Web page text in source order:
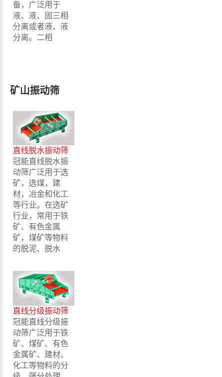
备，广泛用于
液、液、固三相
分离或者液、液
分离。二相
矿山振动筛
直线脱水振动筛
冠能直线脱水振
动筛广泛用于选
矿，选煤，建
材，冶金和化工
等行业。在选矿
行业，常用于铁
矿、有色金属
矿，煤矿等物料
的脱泥、脱水
直线分级振动筛
冠能直线分级振
动筛广泛用于铁
矿、煤矿、有色
金属矿、建材、
化工等物料的分